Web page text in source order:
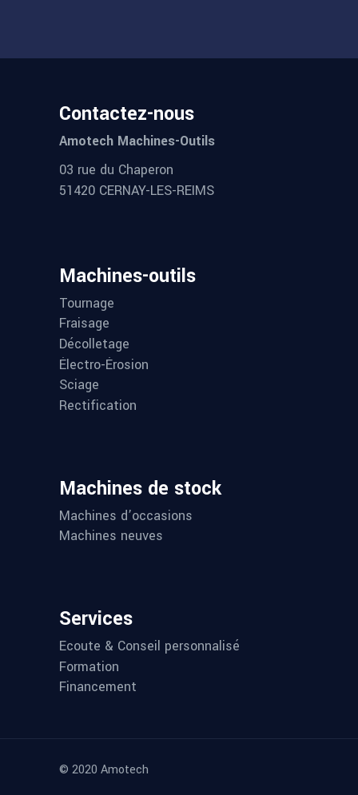
Contactez-nous
Amotech Machines-Outils
03 rue du Chaperon
51420 CERNAY-LES-REIMS
Machines-outils
Tournage
Fraisage
Décolletage
Électro-Érosion
Sciage
Rectification
Machines de stock
Machines d’occasions
Machines neuves
Services
Ecoute & Conseil personnalisé
Formation
Financement
© 2020 Amotech